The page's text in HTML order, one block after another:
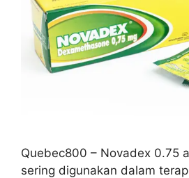
Quebec800 – Novadex 0.75
sering digunakan dalam